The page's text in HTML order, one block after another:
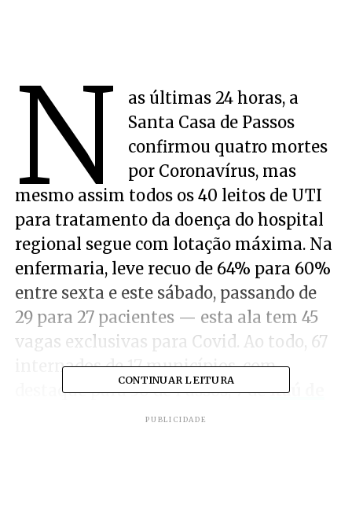
N
as últimas 24 horas, a
Santa Casa de Passos
confirmou quatro mortes
por Coronavírus, mas
mesmo assim todos os 40 leitos de UTI
para tratamento da doença do hospital
regional segue com lotação máxima. Na
enfermaria, leve recuo de 64% para 60%
entre sexta e este sábado, passando de
29 para 27 pacientes — esta ala tem 45
vagas exclusivas para Covid. Ao todo, 67
internados de 17 municípios, com
destaque para 30 de Passos, 7 deItaú de
, 5 de São João Batista do Glória e
CONTINUAR LEITURA
PUBLICIDADE